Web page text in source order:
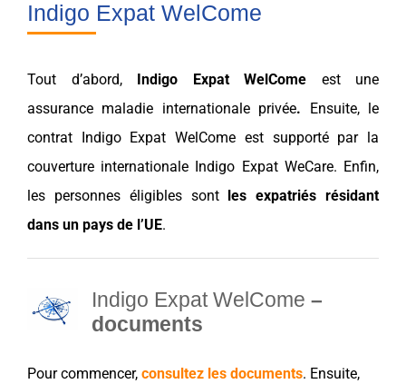
Indigo Expat WelCome
Tout d’abord, Indigo Expat WelCome est une
assurance maladie internationale privée. Ensuite, le
contrat Indigo Expat WelCome est supporté par la
couverture internationale Indigo Expat WeCare. Enfin,
les personnes éligibles sont lesexpatriés résidant
dans un pays de l’UE.
Indigo Expat WelCome –
documents
Pour commencer, consultez les documents. Ensuite,